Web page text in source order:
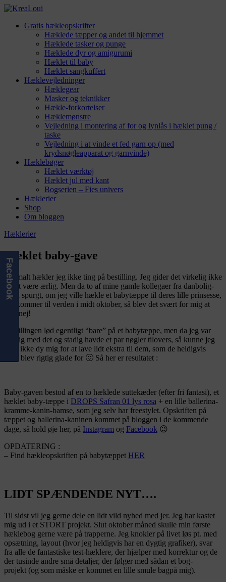
Gratis hækleopskrifter
Hæklede tæpper og andet til hjemmet
Hæklede tasker og punge
Hæklede dyr og amigurumi
Hæklet til baby
Hæklet sangkuffert
Hæklevejledninger
Hæklegear
Masker og teknikker
Hækle-forkortelser
Hæklemønstre
Vejledning i montering af for og lynlås i hæklet pung /
taske
Vejledning i at vinde et fed garn op (med
krydsnøgleapparat og garnvinde)
Hæklebøger
Hæklet værktøj
Hæklet jul med kant
Bogserien – Fies univers
Hæklerier
Shop
Om bloggen
Hæklerier
Hæklet baby-gave
Normalt hækler jeg ikke ting på bestilling. Jeg gider det virkelig ikke
for at være ærlig. Men da to af mine gamle kollegaer fra danbolig-
tiden spurgt, om jeg ville hækle et babytæppe til deres lille prinsesse,
der kommer til verden i midt oktober, så blev det svært for mig at
sige nej!
Bestillingen lød egentligt “bare” på et babytæppe, men da jeg var
færdig med det og stadig havde et par nøgler tilovers, så kunne jeg
altså ikke dy mig for at lave lidt ekstra til dem, som de heldigvis
også blev rigtig glade for 🙂 Så her er resultatet :
Baby-gaven bestod af en to hæklede suttekæder (efter fri fantasi), et
hæklet baby-tæppe i DROPS Safran 01 lys rosa + en lille ballerina-
kramme-kanin-bamse, som jeg selv har freestylet. Opskriften på
tæppet og ballerina-kaninen kommet på bloggen i de kommende
dage, så hold øje her, på Instagram og Facebook 😉
OPDATERING :
– Find hækleopskriften på babytæppet HER
LIDT SPÆNDENDE NYT….
Til sidst vil jeg gerne dele en lidt vild nyhed med jer. Jeg har kastet
mig ud i et STORT projekt. Slut oktober måned skulle min første
hæklebog gerne være på trapperne. Jeg knokler på livet løs pt. med
opsætning, layout (hvor jeg heldigvis har en dygtig grafiker), svar
fra alle de fantastiske test-hæklere, der hjælper med korrektur og de
der tusinde andre små detaljer, der følger med sådan et bog-
projekt (og som måske er kommet en lille smule bagpå mig).
Facebook